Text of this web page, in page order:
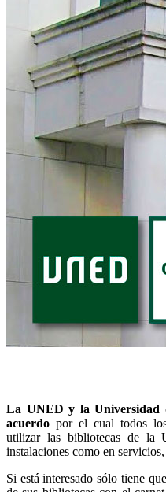
La UNED y la Universidad
acuerdo por el cual todos
utilizar las bibliotecas de la
instalaciones como en
Si está interesado sólo tiene